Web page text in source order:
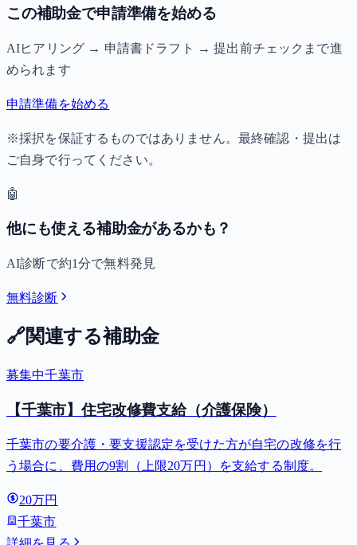
この補助金で申請準備を始める
AIヒアリング → 申請書ドラフト → 提出前チェックまで進
められます
申請準備を始める
※採択を保証するものではありません。最終確認・提出は
ご自身で行ってください。
🤖
他にも使える補助金があるかも？
AI診断で約1分で無料発見
無料診断
🔗関連する補助金
募集中千葉市
【千葉市】住宅改修費支給（介護保険）
千葉市の要介護・要支援認定を受けた方が自宅の改修を行
う場合に、費用の9割（上限20万円）を支給する制度。
20万円
千葉市